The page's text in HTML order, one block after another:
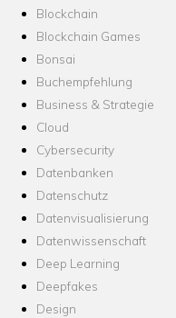
Blockchain
Blockchain Games
Bonsai
Buchempfehlung
Business & Strategie
Cloud
Cybersecurity
Datenbanken
Datenschutz
Datenvisualisierung
Datenwissenschaft
Deep Learning
Deepfakes
Design